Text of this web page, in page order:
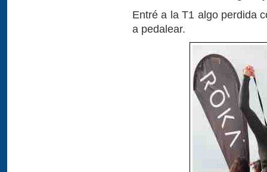
Entré a la T1 algo perdida
a pedalear.